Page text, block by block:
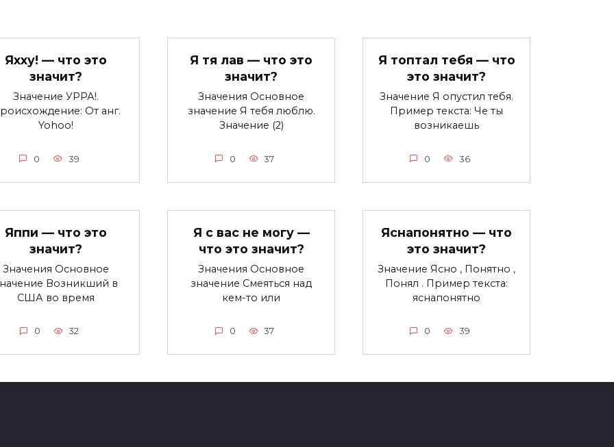
Яхху! — что это
значит?
Значение УРРА!.
От анг.
Yohoo!
0 39
Я тя лав — что это
значит?
Значения Основное
значение Я тебя люблю.
Значение (2)
0 37
Я топтал тебя — что
это значит?
Значение Я опустил тебя.
Пример текста: Че ты
возникаешь
0 36
Яппи — что это
значит?
Значения Основное
Возникший в
США во время
0 32
Я с вас не могу —
что это значит?
Значения Основное
значение Смеяться над
кем-то или
0 37
Яснапонятно — что
это значит?
Значение Ясно , Понятно ,
Понял . Пример текста:
яснапонятно
0 39